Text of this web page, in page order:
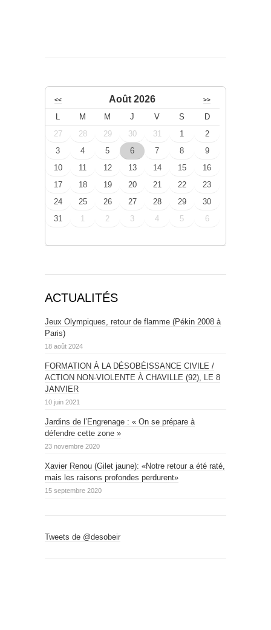
<< Août 2026 >>
M M J V S
D
27
28 29 30 31 1
2
3
4 5 6 7 8
9
10
11 12 13 14 15
16
17
18 19 20 21 22
23
24
25 26 27 28 29
30
31
1 2 3 4 5 6
ACTUALITÉS
Jeux Olympiques, retour de flamme (Pékin 2008 à
Paris)
18 août 2024
FORMATION À LA DÉSOBÉISSANCE CIVILE /
ACTION NON-VIOLENTE À CHAVILLE (92), LE 8
JANVIER
10 juin 2021
Jardins de l’Engrenage : « On se prépare à
défendre cette zone »
23 novembre 2020
Xavier Renou (Gilet jaune): «Notre retour a été raté,
mais les raisons profondes perdurent»
15 septembre 2020
Tweets de @desobeir